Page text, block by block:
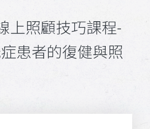
上照顧技巧課程-
患者的復健與照